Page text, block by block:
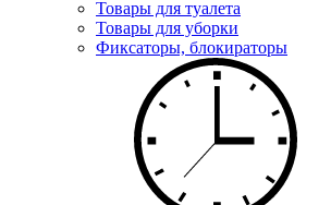
Товары для туалета
Товары для уборки
Фиксаторы, блокираторы